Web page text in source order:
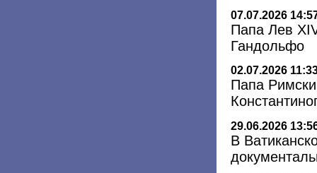
07.07.2026
Папа Лев
Гандольфо
02.07.2026
Папа
29.06.2026
В